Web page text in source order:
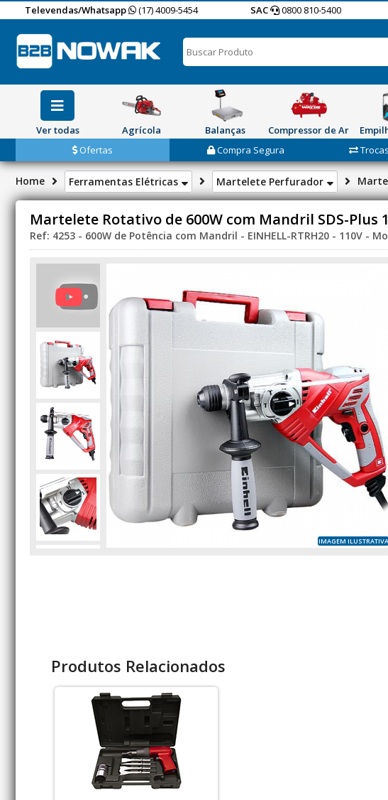
Televendas/Whatsapp (17) 4009-5454 SAC 0800 810-5400
Ver todas Agrícola Balanças Compressor de Ar
Ofertas
Compra Segura
Home Ferramentas Elétricas Martelete Perfurador
Martelete Rotativo de 600W com Mandril SDS-Plus
Ref: 4253 - 600W de Potência com Mandril - EINHELL-RTRH20 - 110V -
IMAGEM ILUSTRATIVA
Produtos Relacionados